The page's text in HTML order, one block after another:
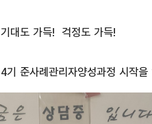
기대도 가득! 걱정도 가득!
4기 준사례관리자양성과정 시작